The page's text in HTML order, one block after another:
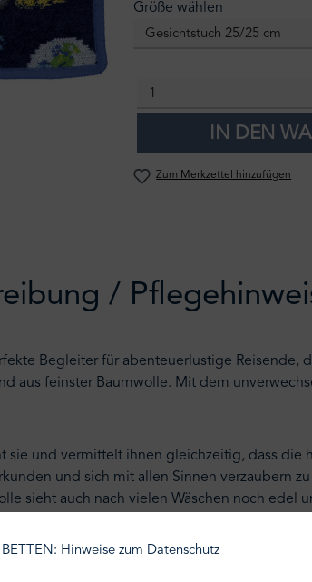
Größe wählen
IN DEN
Zum Merkzettel hinzufügen
/
Begleiter für abenteuerlustige Reisende,
aus feinster Baumwolle. Mit dem
sie und vermittelt ihnen gleichzeitig, dass
und sich mit allen Sinnen verzaubern
sieht auch nach vielen Wäschen noch
und selbständiger werden.
mit moderner Technologie und
BETTEN: Hinweise zum Datenschutz